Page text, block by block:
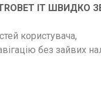
IT ШВИДКО
користувача,
без зайвих
зручною.